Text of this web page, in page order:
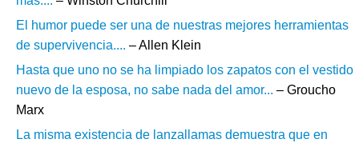
El humor puede ser una de nuestras mejores herramientas
de supervivencia.... – Allen Klein
Hasta que uno no se ha limpiado los zapatos con el vestido
nuevo de la esposa, no sabe nada del amor... – Groucho
Marx
La misma existencia de lanzallamas demuestra que en